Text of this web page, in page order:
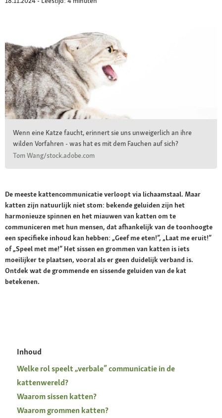
Wenn eine Katze faucht, erinnert sie uns unweigerlich an ihre
wilden Vorfahren - was hat es mit dem Fauchen auf sich?
Tom Wang/stock.adobe.com
De meeste kattencommunicatie verloopt via lichaamstaal. Maar
katten zijn natuurlijk niet stom: bekende geluiden zijn het
harmonieuze spinnen en het miauwen van katten om te
communiceren met hun mensen, dat afhankelijk van de toonhoogte
een specifieke inhoud kan hebben: „Geef me eten!”, „Laat me eruit!”
of „Speel met me!” Het sissen en grommen van katten is iets
moeilijker te plaatsen, vooral als er geen duidelijk verband is.
Ontdek wat de grommende en sissende geluiden van de kat
betekenen.
Inhoud
Welke rol speelt „verbale” communicatie in de
kattenwereld?
Waarom sissen katten?
Waarom grommen katten?